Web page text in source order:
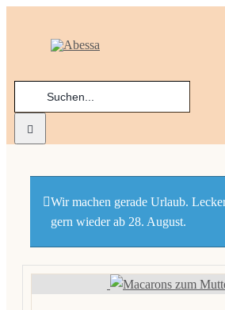
nach:
Wir machen gerade Urlaub.
gern wieder ab 28. August.